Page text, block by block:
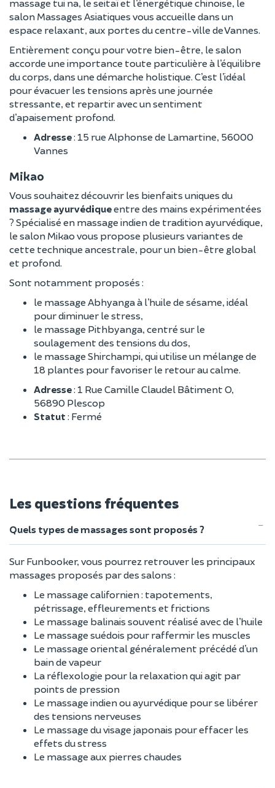
massage tui na, le seitaï et l’énergétique chinoise, le
salon Massages Asiatiques vous accueille dans un
espace relaxant, aux portes du centre-ville de Vannes.
Entièrement conçu pour votre bien-être, le salon
accorde une importance toute particulière à l’équilibre
du corps, dans une démarche holistique. C’est l’idéal
pour évacuer les tensions après une journée
stressante, et repartir avec un sentiment
d’apaisement profond.
Adresse: 15 rue Alphonse de Lamartine, 56000
Vannes
Mikao
Vous souhaitez découvrir les bienfaits uniques du
massage ayurvédiqueentre des mains expérimentées
? Spécialisé en massage indien de tradition ayurvédique,
le salon Mikao vous propose plusieurs variantes de
cette technique ancestrale, pour un bien-être global
et profond.
Sont notamment proposés :
le massage Abhyanga à l’huile de sésame, idéal
pour diminuer le stress,
le massage Pithbyanga, centré sur le
soulagement des tensions du dos,
le massage Shirchampi, qui utilise un mélange de
18 plantes pour favoriser le retour au calme.
Adresse: 1 Rue Camille Claudel Bâtiment O,
56890 Plescop
Statut : Fermé
Les questions fréquentes
Quels types de massages sont proposés ?
Sur Funbooker, vous pourrez retrouver les principaux
massages proposés par des salons :
Le massage californien : tapotements,
pétrissage, effleurements et frictions
Le massage balinais souvent réalisé avec de l’huile
Le massage suédois pour raffermir les muscles
Le massage oriental généralement précédé d’un
bain de vapeur
La réflexologie pour la relaxation qui agit par
points de pression
Le massage indien ou ayurvédique pour se libérer
des tensions nerveuses
Le massage du visage japonais pour effacer les
effets du stress
Le massage aux pierres chaudes